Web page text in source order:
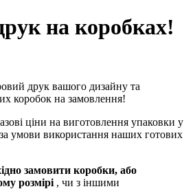
на коробках!
друк вашого дизайну та
коробок на замовлення!
ціни на виготовлення упаковки у
умови використання наших готових
замовити коробки, або
розмірі , чи з іншими